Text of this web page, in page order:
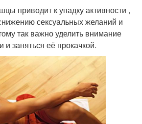
приводит к упадку активности ,
сексуальных желаний и
так важно уделить внимание
и заняться её прокачкой.